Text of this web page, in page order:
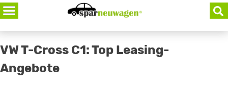
Skip
to
content
VW T-Cross C1: Top Leasing-
Angebote